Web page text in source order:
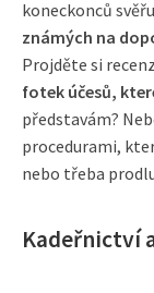
koneckonců
známých na
Projděte si
fotek účesů,
představám?
procedurami,
nebo třeba
Kadeřnictví